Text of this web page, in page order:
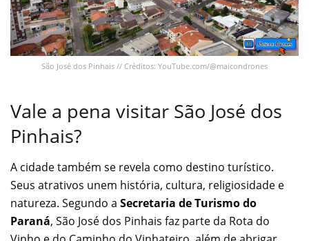
São José dos Pinhais // Créditos: YouTube.com/@maicondrones
Vale a pena visitar São José dos
Pinhais?
A cidade também se revela como destino turístico.
Seus atrativos unem história, cultura, religiosidade e
natureza. Segundo a Secretaria de Turismo do
Paraná, São José dos Pinhais faz parte da Rota do